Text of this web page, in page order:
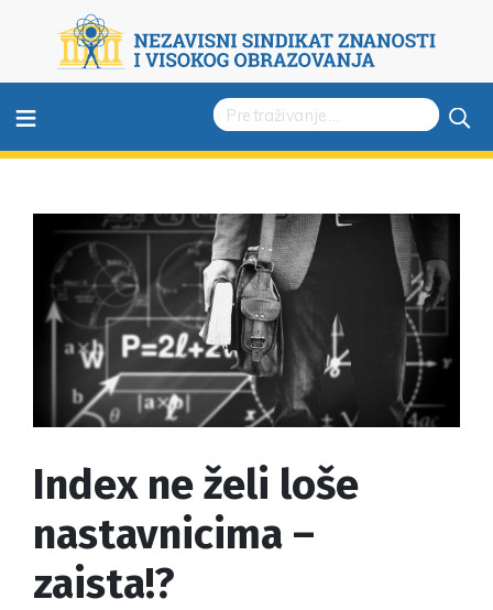
≡
Index ne želi loše
nastavnicima –
zaista!?